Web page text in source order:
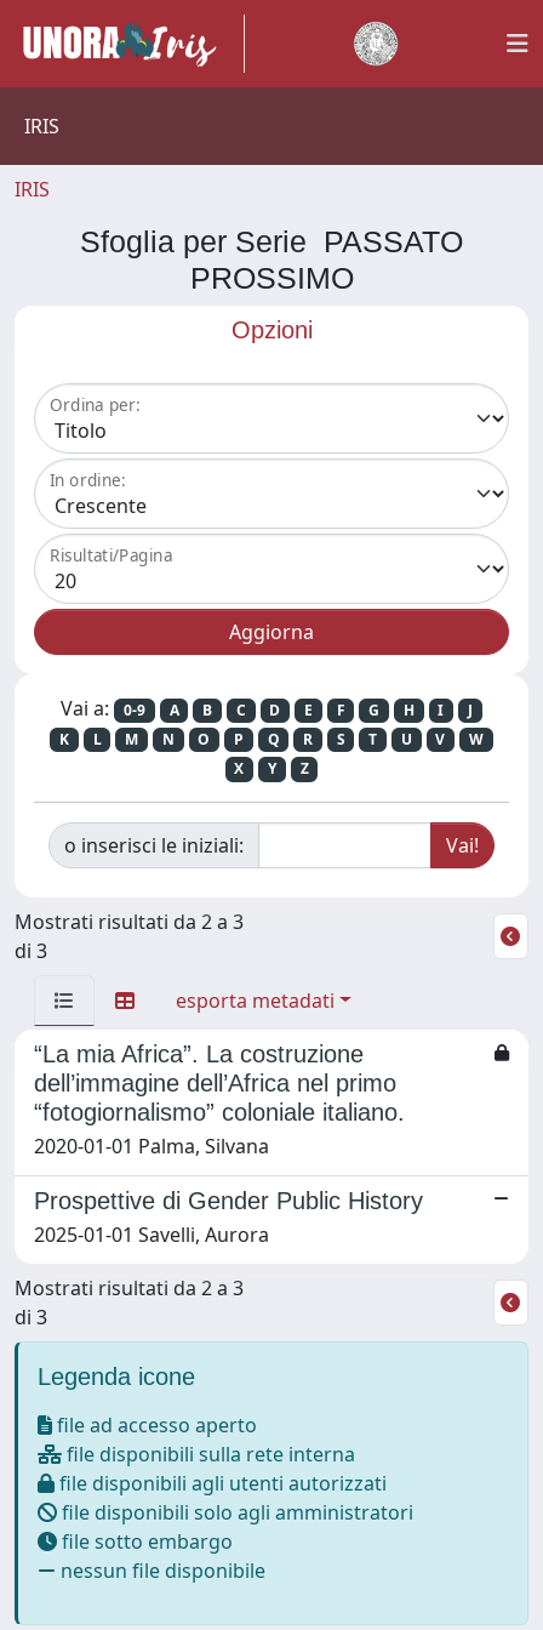
IRIS
IRIS
Sfoglia per Serie PASSATO
PROSSIMO
Opzioni
Ordina per:
In ordine:
Risultati/Pagina
Vai a: 0-9 A B C D E F G H I
J
K
L M N O P Q R S T U V
W
X
Y Z
o inserisci le iniziali:
Mostrati risultati da 2 a 3
di 3
esporta metadati
“La mia Africa”. La costruzione
dell’immagine dell’Africa nel primo
“fotogiornalismo” coloniale italiano.
2020-01-01 Palma, Silvana
Prospettive di Gender Public History
2025-01-01 Savelli, Aurora
Mostrati risultati da 2 a 3
di 3
Legenda icone
file ad accesso aperto
file disponibili sulla rete interna
file disponibili agli utenti autorizzati
file disponibili solo agli amministratori
file sotto embargo
nessun file disponibile